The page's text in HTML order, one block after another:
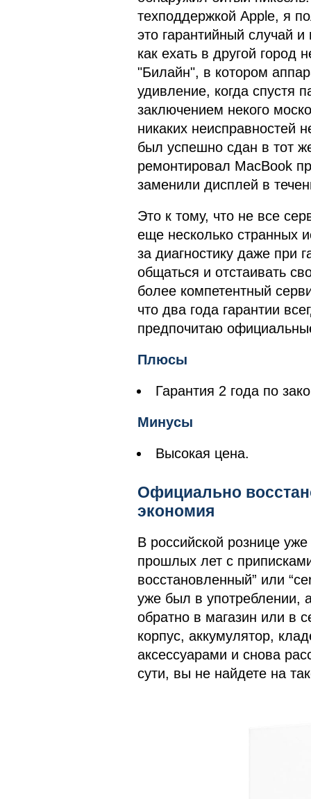
техподдержкой Apple, я
это гарантийный случай
как ехать в другой город
"Билайн", в котором
удивление, когда спустя
заключением некого
никаких неисправностей
был успешно сдан в тот
ремонтировал MacBook
заменили дисплей в
Это к тому, что не все
еще несколько странных
за диагностику даже при
общаться и отстаивать
более компетентный
что два года гарантии
предпочитаю
Плюсы
Гарантия 2 года по
Минусы
Высокая цена.
Официально
экономия
В российской рознице
прошлых лет с
восстановленный” или
уже был в употреблении,
обратно в магазин или в
корпус, аккумулятор,
аксессуарами и снова
сути, вы не найдете на